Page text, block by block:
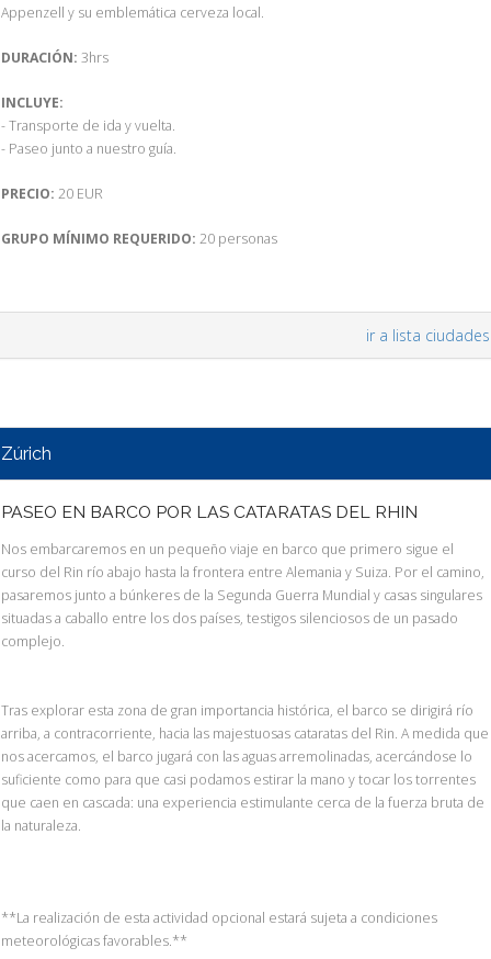
Appenzell y su emblemática cerveza local.
DURACIÓN: 3hrs
INCLUYE:
- Transporte de ida y vuelta.
- Paseo junto a nuestro guía.
PRECIO: 20 EUR
GRUPO MÍNIMO REQUERIDO: 20 personas
ir a lista ciudades
Zúrich
PASEO EN BARCO POR LAS CATARATAS DEL RHIN
Nos embarcaremos en un pequeño viaje en barco que primero sigue el
curso del Rin río abajo hasta la frontera entre Alemania y Suiza. Por el camino,
pasaremos junto a búnkeres de la Segunda Guerra Mundial y casas singulares
situadas a caballo entre los dos países, testigos silenciosos de un pasado
complejo.
Tras explorar esta zona de gran importancia histórica, el barco se dirigirá río
arriba, a contracorriente, hacia las majestuosas cataratas del Rin. A medida que
nos acercamos, el barco jugará con las aguas arremolinadas, acercándose lo
suficiente como para que casi podamos estirar la mano y tocar los torrentes
que caen en cascada: una experiencia estimulante cerca de la fuerza bruta de
la naturaleza.
**La realización de esta actividad opcional estará sujeta a condiciones
meteorológicas favorables.**